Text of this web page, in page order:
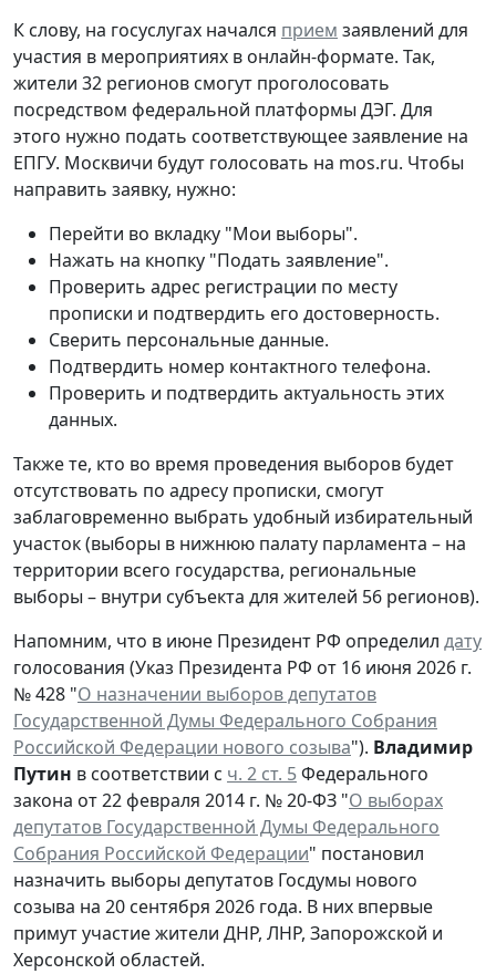
К слову, на госуслугах начался прием заявлений для
участия в мероприятиях в онлайн-формате. Так,
жители 32 регионов смогут проголосовать
посредством федеральной платформы ДЭГ. Для
этого нужно подать соответствующее заявление на
ЕПГУ. Москвичи будут голосовать на mos.ru. Чтобы
направить заявку, нужно:
Перейти во вкладку "Мои выборы".
Нажать на кнопку "Подать заявление".
Проверить адрес регистрации по месту
прописки и подтвердить его достоверность.
Сверить персональные данные.
Подтвердить номер контактного телефона.
Проверить и подтвердить актуальность этих
данных.
Также те, кто во время проведения выборов будет
отсутствовать по адресу прописки, смогут
заблаговременно выбрать удобный избирательный
участок (выборы в нижнюю палату парламента – на
территории всего государства, региональные
выборы – внутри субъекта для жителей 56 регионов).
Напомним, что в июне Президент РФ определил дату
голосования (Указ Президента РФ от 16 июня 2026 г.
№ 428 "О назначении выборов депутатов
Государственной Думы Федерального Собрания
Российской Федерации нового созыва"). Владимир
Путин в соответствии с ч. 2 ст. 5Федерального
закона от 22 февраля 2014 г. № 20-ФЗ "О выборах
депутатов Государственной Думы Федерального
Собрания Российской Федерации" постановил
назначить выборы депутатов Госдумы нового
созыва на 20 сентября 2026 года. В них впервые
примут участие жители ДНР, ЛНР, Запорожской и
Херсонской областей.